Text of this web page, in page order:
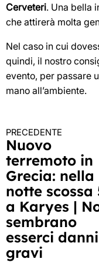
Cerveteri. Una bella
che attirerà molta
Nel caso in cui
quindi, il nostro
evento, per passare
mano all’ambiente.
Continua
a
leggere
PRECEDENTE
Nuovo
terremoto in
Grecia: nella
notte scossa
a Karyes |
sembrano
esserci danni
gravi